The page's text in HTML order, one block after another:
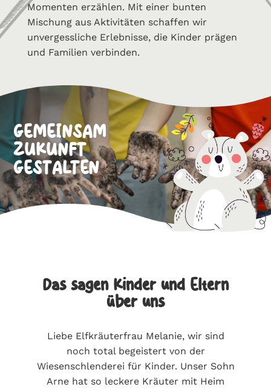
Momenten erzählen. Mit einer bunten
Mischung aus Aktivitäten schaffen wir
unvergessliche Erlebnisse, die Kinder prägen
und Familien verbinden.
GEMEINSAM
ZUKUNFT
GESTALTEN
Das sagen Kinder und Eltern
über uns
Liebe Elfkräuterfrau Melanie, wir sind
noch total begeistert von der
Wiesenschlenderei für Kinder. Unser Sohn
Arne hat so leckere Kräuter mit Heim